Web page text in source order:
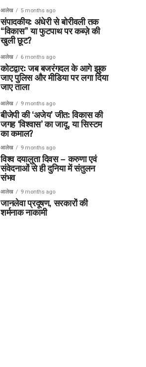
आलेख 5 months ago
संपादकीय: अंधेरी से बोरीवली तक
“विकास” या फुटपाथ पर कब्ज़े की
खुली छूट?
आलेख 6 months ago
कोटद्वार: जब बजरंगदल के आगे झुक
जाए पुलिस और मीडिया पर लगा दिया
जाए ताला
आलेख 9 months ago
बीजेपी की ‘अजेय’ जीत: विकास की
जगह ‘विश्वास’ का जादू, या सिस्टम
का कमाल?
आलेख 9 months ago
विश्व दयालुता दिवस – करुणा एवं
संवेदनाओं से ही दुनिया में संतुलन
संभव
आलेख 9 months ago
जानलेवा प्रदूषण, सरकारों की
शर्मनाक नाकामी